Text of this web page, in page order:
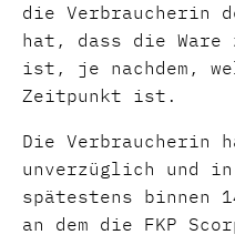
die Verbraucherin
hat, dass die Ware
ist, je nachdem,
Zeitpunkt ist.
Die Verbraucherin
unverzüglich und
spätestens binnen
an dem die FKP